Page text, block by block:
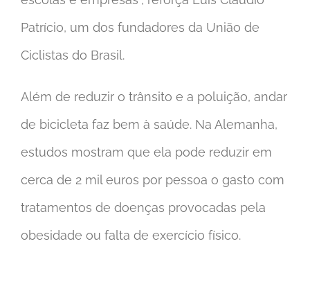
Patrício, um dos fundadores da União de
Ciclistas do Brasil.
Além de reduzir o trânsito e a poluição, andar
de bicicleta faz bem à saúde. Na Alemanha,
estudos mostram que ela pode reduzir em
cerca de 2 mil euros por pessoa o gasto com
tratamentos de doenças provocadas pela
obesidade ou falta de exercício físico.